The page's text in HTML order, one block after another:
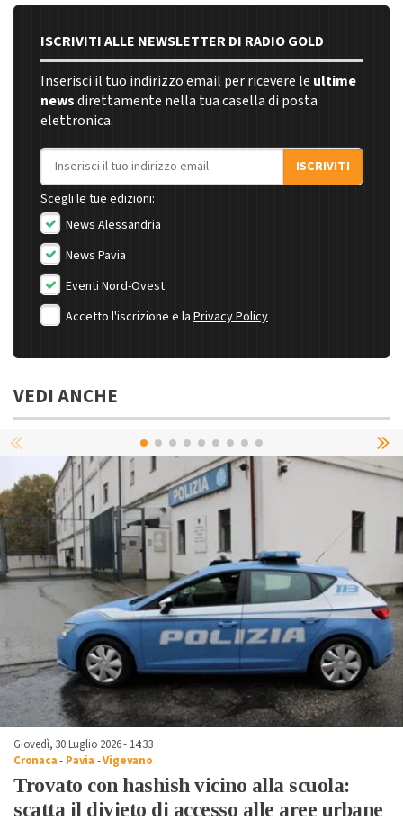
ISCRIVITI ALLE NEWSLETTER DI RADIO GOLD
Inserisci il tuo indirizzo email per ricevere le ultime
newsdirettamente nella tua casella di posta
elettronica.
Indirizzo email
ISCRIVITI
Scegli le tue edizioni:
News Alessandria
News Pavia
Eventi Nord-Ovest
Accetto l'iscrizione e la Privacy Policy
VEDI ANCHE
Giovedì, 30 Luglio 2026 - 14:33
Cronaca- Pavia -Vigevano
Trovato con hashish vicino alla scuola:
scatta il divieto di accesso alle aree urbane